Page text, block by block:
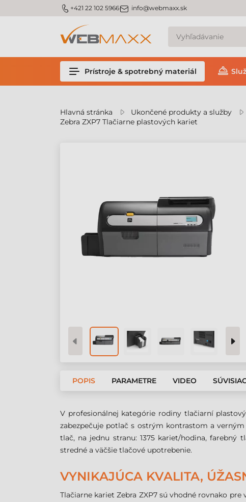
m_phone +421 22 102 5966m_email info@webmaxx.sk
Prístroje & spotrebný materiál
Hlavná stránka Ukončené produkty a služby
Zebra ZXP7 Tlačiarne plastových kariet
POPIS PARAMETRE VIDEO
V profesionálnej kategórie rodiny tlačiarní
zabezpečuje potlač s ostrým kontrastom a
tlač, na jednu stranu: 1375 kariet/hodina, farebný
stredné a väčšie tlačové upotrebenie.
VYNIKAJÚCA KVALITA,
Tlačiarne kariet Zebra ZXP7 sú vhodné rovnako